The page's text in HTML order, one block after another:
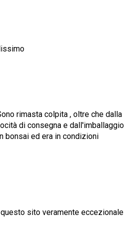
rimasta colpita , oltre che dalla
di consegna e dall'imballaggio
bonsai ed era in condizioni
sito veramente eccezionale